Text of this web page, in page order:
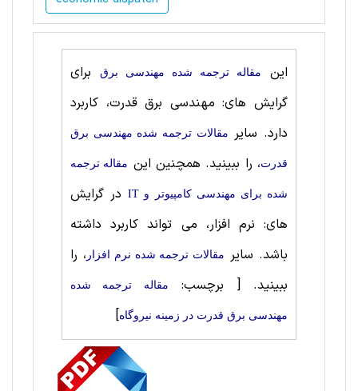
این مقاله ترجمه شده مهندسی برق
برای
گرایش های: مهندسی برق قدرت، کاربرد
دارد. سایر مقالات ترجمه شده مهندسی برق
قدرت، را ببینید. همچنین این مقاله ترجمه
شده برای مهندسی کامپیوتر و IT
در گرایش
های: نرم افزار، می تواند کاربرد داشته
باشد. سایر مقالات ترجمه شده نرم افزار ، را
ببینید.[ برچسب: مقاله ترجمه شده
مهندسی برق قدرت در زمینه نیروگاه]